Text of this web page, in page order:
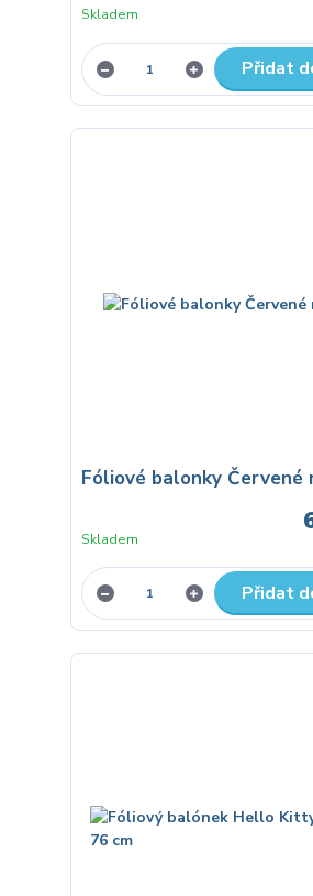
Skladem
Přidat
Fóliové balonky Červené
Skladem
Přidat